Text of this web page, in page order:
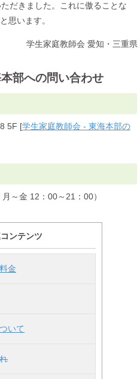
だきました。これに傲ることな
思います。
学生家庭教師会 愛知・三重県
部への問い合わせ
5F [学生家庭教師会 - 東海本部の
～金 12：00～21：00）
ンテンツ
金
いて